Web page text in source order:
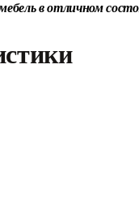
в отличном